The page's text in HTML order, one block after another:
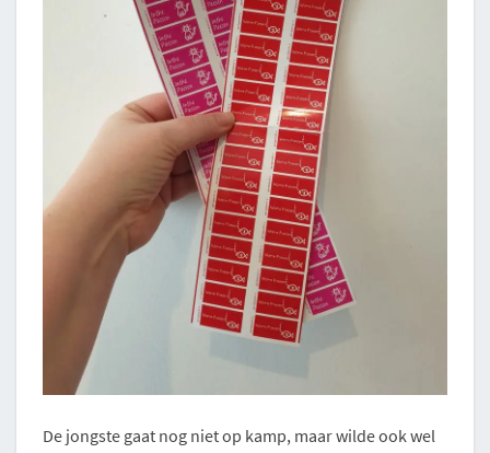
De jongste gaat nog niet op kamp, maar wilde ook wel